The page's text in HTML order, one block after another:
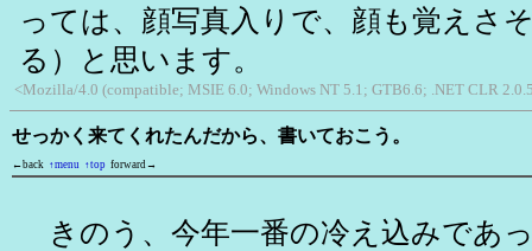
っては、顔写真入りで、顔も覚えさ
る）と思います。
<Mozilla/4.0 (compatible; MSIE 6.0; Windows NT 5.1; GTB6.6; .NET CLR
せっかく来てくれたんだから、書いておこう。
←back ↑menu ↑top forward→
きのう、今年一番の冷え込みであ